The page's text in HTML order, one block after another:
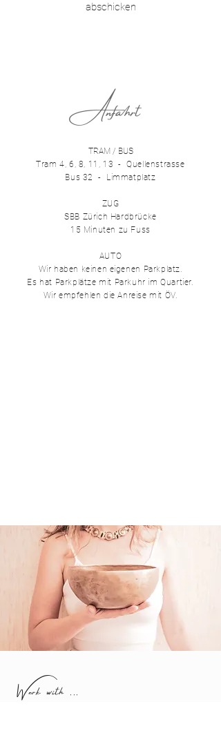
abschicken
Anfahrt
TRAM / BUS
Tram 4, 6, 8, 11, 13 - Quellenstrasse
Bus 32 - Limmatplatz
ZUG
SBB Zürich Hardbrücke
15 Minuten zu Fuss
AUTO
Wir haben keinen eigenen Parkplatz.
Es hat Parkplätze mit Parkuhr im Quartier.
Wir empfehlen die Anreise mit ÖV.
Work with ...